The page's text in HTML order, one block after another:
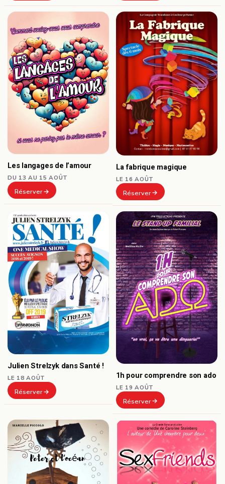
Les langages de l’amour
DU 13 AU 15 AOÛT
Réserver
La fabrique magique
LE 16 AOÛT
Réserver
Julien Strelzyk dans Santé !
LE 18 AOÛT
Réserver
1h pour comprendre son ado
LE 19 AOÛT
Réserver